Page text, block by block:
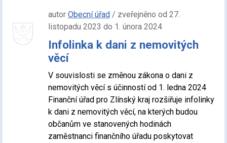
autor Obecní úřad/ zveřejněno od 27.
listopadu 2023 do 1. února 2024
Infolinka k dani z nemovitých
věcí
V souvislosti se změnou zákona o dani z
nemovitých věcí s účinností od 1. ledna 2024
Finanční úřad pro Zlínský kraj rozšiřuje infolinky
k dani z nemovitých věcí, na kterých budou
občanům ve stanovených hodinách
zaměstnanci finančního úřadu poskytovat